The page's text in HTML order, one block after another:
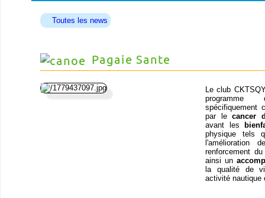
Toutes les news
Pagaie Sante
Le club
spécifiquement
par lecancer
avant les
physique tels
l'amélioration
renforcement
ainsi un
la qualité de
activité nautique